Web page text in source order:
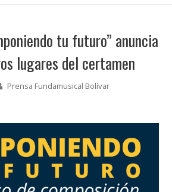
tu futuro” anuncia
lugares del certamen
Prensa Fundamusical Bolívar